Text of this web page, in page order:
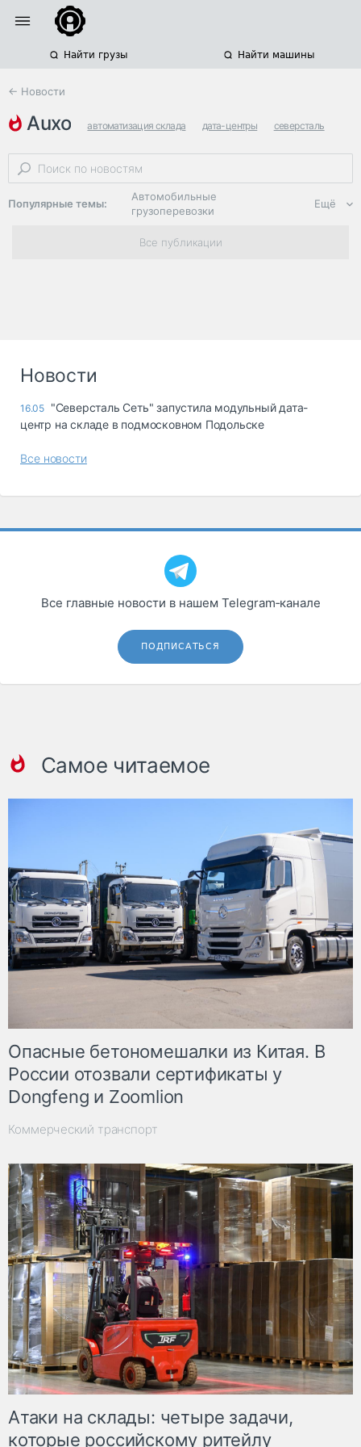
Найти грузы Найти машины
← Новости
auxo автоматизация склада дата-центры северсталь
Популярные темы:
Автомобильные
грузоперевозки
Региональная
логистика
опасные грузы
грузовые
Коммерческий
транспорт
Спецтехника
Автосервис,
запчасти, шины
Дзен
Ещё
Все публикации
Новости
16.05 "Северсталь Сеть" запустила модульный дата-
центр на складе в подмосковном Подольске
Все новости
Все главные новости в нашем Telegram‑канале
ПОДПИСАТЬСЯ
Самое читаемое
Опасные бетономешалки из Китая. В
России отозвали сертификаты у
Dongfeng и Zoomlion
Коммерческий транспорт
Атаки на склады: четыре задачи,
которые российскому ритейлу